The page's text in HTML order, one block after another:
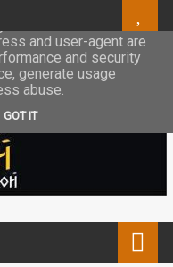
to deliver its services
and user-agent are
and security
generate usage
abuse.
GOT IT